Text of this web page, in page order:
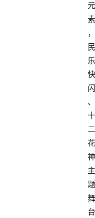
元
素
，
民
乐
快
闪
、
十
二
花
神
主
题
舞
台